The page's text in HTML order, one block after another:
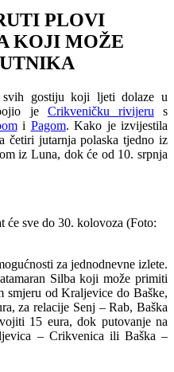
PLOVI
KOJI MOŽE
gostiju koji ljeti dolaze u
je Crikveničku rivijeru s
i Pagom. Kako je izvijestila
četiri jutarnja polaska tjedno iz
iz Luna, dok će od 10. srpnja
će sve do 30. kolovoza (Foto:
za jednodnevne izlete.
Silba koji može primiti
smjeru od Kraljevice do Baške,
za relacije Senj – Rab, Baška
15 eura, dok putovanje na
– Crikvenica ili Baška –